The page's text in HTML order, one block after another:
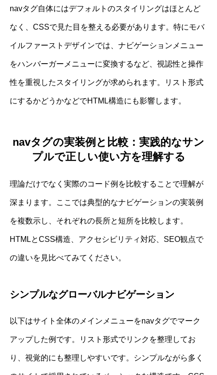
navタグ自体にはデフォルトのスタイリングはほとんど
なく、CSSで見た目を整える必要があります。特にモバ
イルファーストデザインでは、ナビゲーションメニュー
をハンバーガーメニューに変換するなど、視認性と操作
性を重視したスタイリングが求められます。リスト形式
にするかどうかなどでHTML構造にも影響します。
navタグの実装例と比較：実践的なサン
プルで正しい使い方を理解する
理論だけでなく実際のコード例を比較することで理解が
深まります。ここでは典型的なナビゲーションの実装例
を複数示し、それぞれの長所と短所を比較します。
HTMLとCSS構造、アクセシビリティ対応、SEO観点で
の違いを見比べてみてください。
シンプルなグローバルナビゲーション
以下はサイト全体のメインメニューをnavタグでマーク
アップした例です。リスト形式でリンクを整理してお
り、視覚的にも整理しやすいです。シンプルながら多く